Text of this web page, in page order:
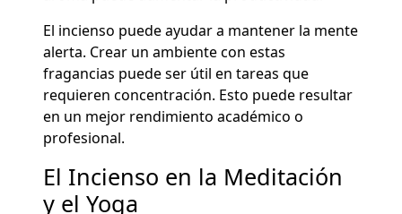
El incienso puede ayudar a mantener la mente
alerta. Crear un ambiente con estas
fragancias puede ser útil en tareas que
requieren concentración. Esto puede resultar
en un mejor rendimiento académico o
profesional.
El Incienso en la Meditación
y el Yoga